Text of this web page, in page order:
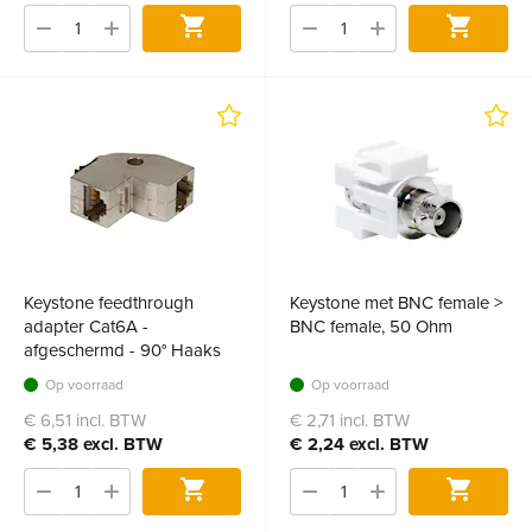
Bestel Bestel
Keystone feedthrough
adapter Cat6A -
afgeschermd - 90° Haaks
Op voorraad
€ 6,51 incl. BTW
€ 5,38 excl. BTW
Bestel
Keystone met BNC female >
BNC female, 50 Ohm
Op voorraad
€ 2,71 incl. BTW
€ 2,24 excl. BTW
Bestel